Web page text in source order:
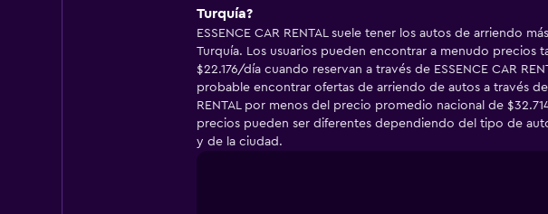
Turquía?
ESSENCE CAR RENTAL suele tener los autos de arriendo
Turquía. Los usuarios pueden encontrar a menudo precios
$22.176/día cuando reservan a través de ESSENCE CAR
probable encontrar ofertas de arriendo de autos a través de
RENTAL por menos del precio promedio nacional de
precios pueden ser diferentes dependiendo del tipo de
y de la ciudad.